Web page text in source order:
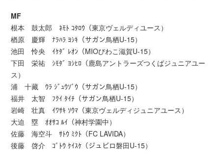
MF
根本 鼓太郎 ﾈﾓﾄ ｺﾀﾛｳ（東京ヴェルディユース）
楢原 慶輝 ﾅﾗﾊﾗ ﾖｼｷ（サガン鳥栖U-15）
池田 怜央 ｲｹﾀﾞ ﾚｵﾝ（MIOびわこ滋賀U-15）
下田 栄祐 ｼﾓﾀﾞ ﾖｼﾋﾛ（鹿島アントラーズつくばジュニアユー
ス）
浦 十藏 ｳﾗ ｼﾞｭｳｿﾞｳ（サガン鳥栖U-15）
福井 太智 ﾌｸｲ ﾀｲﾁ（サガン鳥栖U-15）
岩崎 壮真 ｲﾜｻｷ ｿｳﾏ（東京ヴェルディジュニアユース）
大迫 塁 ｵｵｻｺ ﾙｲ（神村学園中）
佐藤 海空斗 ｻﾄｳ ﾐｸﾄ（FC LAVIDA）
後藤 啓介 ｺﾞﾄｳ ｹｲｽｹ（ジュビロ磐田U-15）